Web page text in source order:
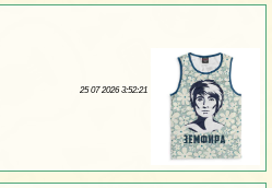
25 07 2026 3:52:21